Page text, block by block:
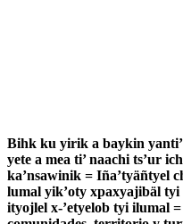
Bihk ku yirik a baykin
yete a mea ti’ naachi ts’ur
ka’nsawinik = Iña’tyäñtyel
lumal yik’oty xpaxyajibäl tyi
ityojlel x-’etyelob tyi ilumal